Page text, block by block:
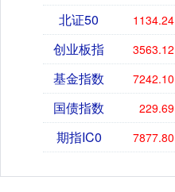
北证50 1134.24
创业板指 3563.12
基金指数 7242.10
国债指数 229.69
期指IC0 7877.80